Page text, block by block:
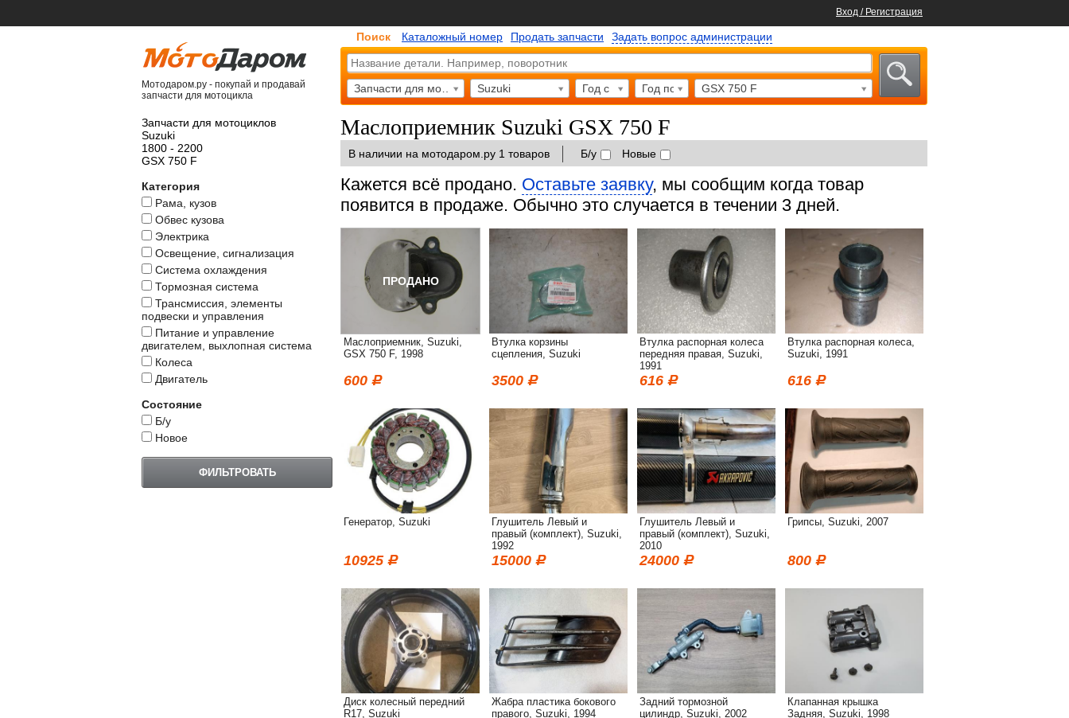
Вход / Регистрация
Мотодаром.ру - покупай и продавай
запчасти для мотоцикла
Запчасти для мотоциклов
Suzuki
1800 - 2200
GSX 750 F
Категория
Рама, кузов
Обвес кузова
Электрика
Освещение, сигнализация
Система охлаждения
Тормозная система
Трансмиссия, элементы
подвески и управления
Питание и управление
двигателем, выхлопная система
Колеса
Двигатель
Состояние
Б/у
Новое
Поиск Каталожный номер Продать запчасти Задать вопрос администрации
Suzuki Год с Год по GSX 750 F
Маслоприемник Suzuki GSX 750 F
В наличии на мотодаром.ру 1 товаров Б/у Новые
Кажется всё продано. Оставьте заявку, мы сообщим когда товар
появится в продаже. Обычно это случается в течении 3 дней.
ПРОДАНО
Маслоприемник, Suzuki,
GSX 750 F, 1998
600
Втулка корзины
сцепления, Suzuki
3500
Втулка распорная колеса
передняя правая, Suzuki,
1991
616
Втулка распорная колеса,
Suzuki, 1991
616
Генератор, Suzuki
10925
Глушитель Левый и
правый (комплект), Suzuki,
1992
15000
Глушитель Левый и
правый (комплект), Suzuki,
2010
24000
Грипсы, Suzuki, 2007
800
Диск колесный передний
R17, Suzuki
Жабра пластика бокового
правого, Suzuki, 1994
Задний тормозной
цилиндр, Suzuki, 2002
Клапанная крышка
Задняя, Suzuki, 1998